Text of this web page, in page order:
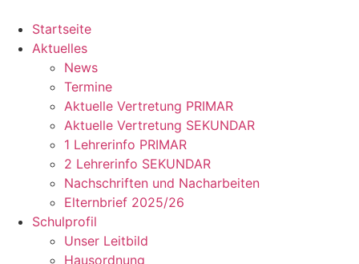
Inhalt
springen
Startseite
Aktuelles
News
Termine
Aktuelle Vertretung PRIMAR
Aktuelle Vertretung SEKUNDAR
1 Lehrerinfo PRIMAR
2 Lehrerinfo SEKUNDAR
Nachschriften und Nacharbeiten
Elternbrief 2025/26
Schulprofil
Unser Leitbild
Hausordnung